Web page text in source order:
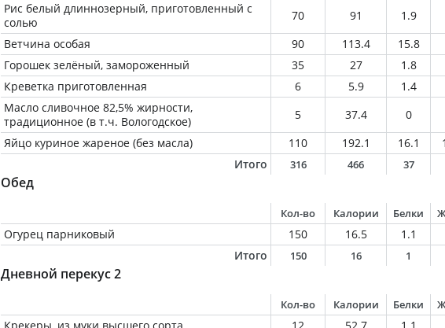
Рис белый длиннозерный, приготовленный с
солью
70 91 1.9
Ветчина особая
90 113.4 15.8
Горошек зелёный, замороженный
35 27 1.8
Креветка приготовленная
6 5.9 1.4
Масло сливочное 82,5% жирности,
традиционное (в т.ч. Вологодское)
5 37.4 0
Яйцо куриное жареное (без масла)
110 192.1 16.1
Итого
316 466 37
Обед
Кол-во Калории Белки
Огурец парниковый 150 16.5 1.1
Итого
150 16 1
Дневной перекус 2
Кол-во Калории Белки